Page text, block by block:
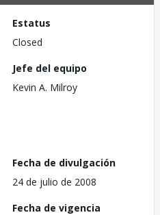
Estatus
Closed
Jefe del equipo
Kevin A. Milroy
Fecha de divulgación
24 de julio de 2008
Fecha de vigencia